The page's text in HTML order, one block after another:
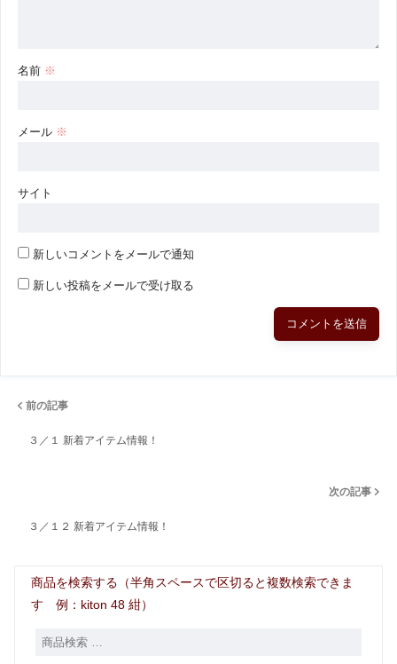
名前 ※
メール ※
サイト
新しいコメントをメールで通知
新しい投稿をメールで受け取る
前の記事
３／１ 新着アイテム情報！
次の記事
３／１２ 新着アイテム情報！
商品を検索する（半角スペースで区切ると複数検索できま
す 例：kiton 48 紺）